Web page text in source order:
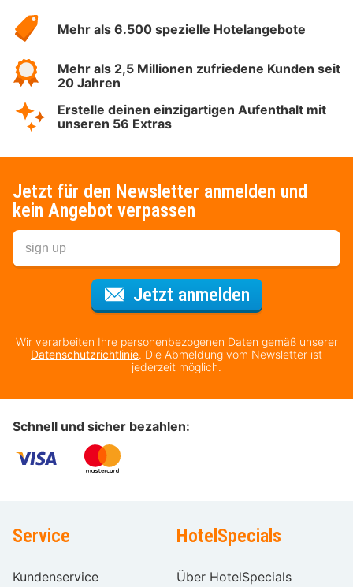
Hotelspecials
Mehr als 6.500 spezielle Hotelangebote
Mehr als 2,5 Millionen zufriedene Kunden seit
20 Jahren
Erstelle deinen einzigartigen Aufenthalt mit
unseren 56 Extras
Jetzt für den Newsletter anmelden und
kein Angebot verpassen
Jetzt anmeldenFür den
Wir verarbeiten Ihre personenbezogenen Daten gemäß unserer
Datenschutzrichtlinie. Die Abmeldung vom Newsletter ist
jederzeit möglich.
Schnell und sicher bezahlen:
Service
Kundenservice
HotelSpecials
Über HotelSpecials